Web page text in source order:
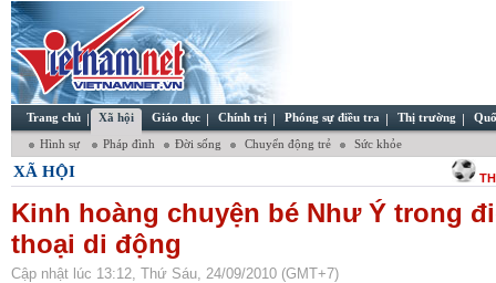
Trang chủ Xã hội Giáo dục Chính trị Phóng sự điều tra Thị trường
Hình sự Pháp đình Đời sống Chuyển động trẻ Sức khỏe
XÃ HỘI
Kinh hoàng chuyện bé Như Ý trong
thoại di động
Cập nhật lúc 13:12, Thứ Sáu, 24/09/2010 (GMT+7)